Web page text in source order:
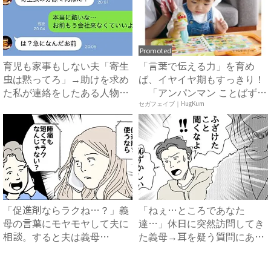
育児も家事もしない夫「寄生
虫は黙ってろ」→助けを求め
た私が連絡をしたある人物と
Promoted
「言葉で伝える力」を育め
ば、イヤイヤ期もすっきり！
「アンパンマン ことばずか
ん...
セガフェイブ｜HugKum
「促進剤ならラクね…？」義
母の言葉にモヤモヤして夫に
相談。すると夫は義母
「ねぇ…ところであなた
達…」休日に突然訪問してき
た義母→耳を疑う質問にあ